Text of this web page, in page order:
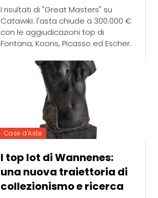
I risultati di "Great Masters" su
Catawiki: l'asta chiude a 300.000 €
con le aggiudicazioni top di
Fontana, Koons, Picasso ed Escher.
Case d'Aste
I top lot di Wannenes:
una nuova traiettoria di
collezionismo e ricerca